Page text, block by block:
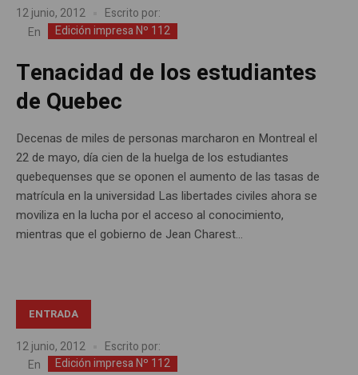
12 junio, 2012
Escrito por:
En
Edición impresa Nº 112
Tenacidad de los estudiantes
de Quebec
Decenas de miles de personas marcharon en Montreal el
22 de mayo, día cien de la huelga de los estudiantes
quebequenses que se oponen el aumento de las tasas de
matrícula en la universidad Las libertades civiles ahora se
moviliza en la lucha por el acceso al conocimiento,
mientras que el gobierno de Jean Charest...
ENTRADA
12 junio, 2012
Escrito por:
En
Edición impresa Nº 112